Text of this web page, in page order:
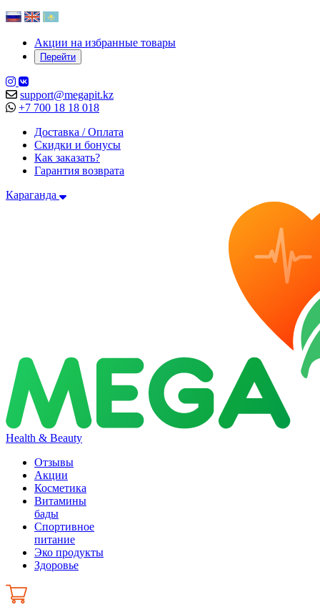
Акции на избранные товары
Перейти
support@megapit.kz
+7 700 18 18 018
Доставка / Оплата
Скидки и бонусы
Как заказать?
Гарантия возврата
Караганда
Health & Beauty
Отзывы
Акции
Косметика
Витамины
бады
Спортивное
питание
Эко продукты
Здоровье